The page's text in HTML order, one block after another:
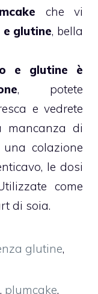
che vi
e glutine, bella
e glutine è
, potete
e vedrete
mancanza di
colazione
le dosi
come
di soia.
glutine,
, plumcake,